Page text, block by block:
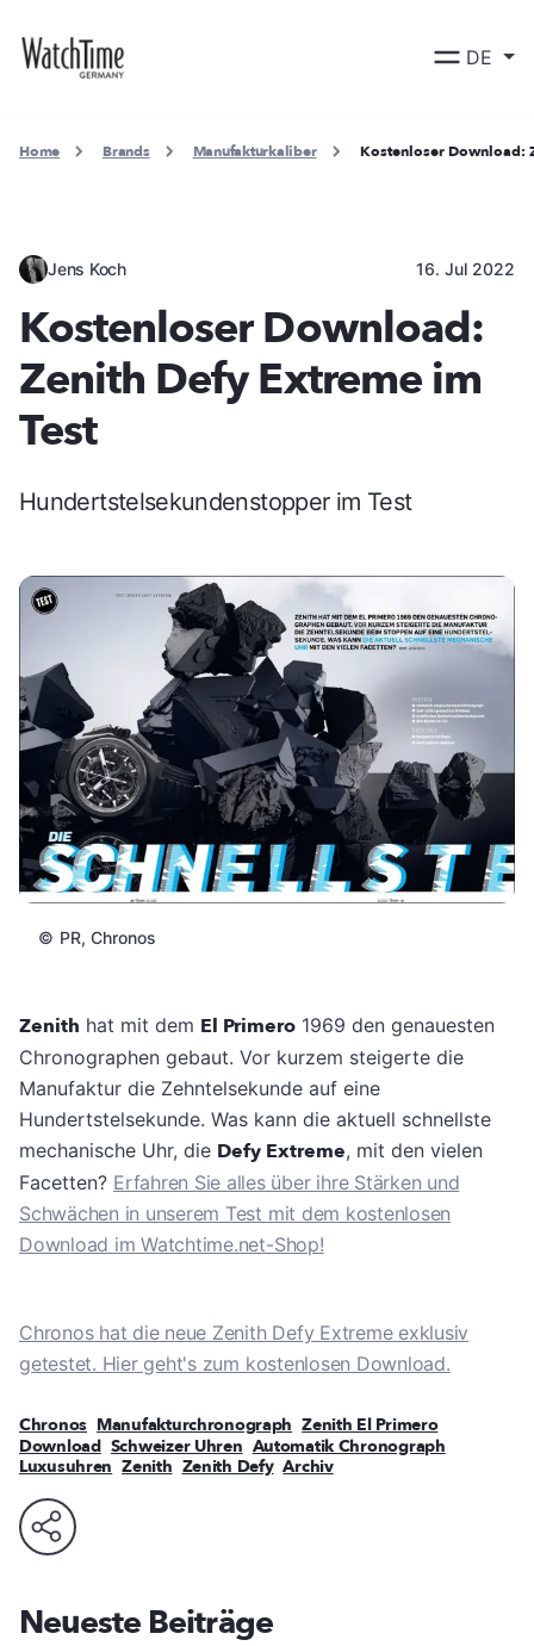
DE
Home Brands Manufakturkaliber Kostenloser Download:
Jens Koch 16. Jul 2022
Kostenloser Download:
Zenith Defy Extreme im
Test
Hundertstelsekundenstopper im Test
© PR, Chronos
Zenith hat mit dem El Primero 1969 den genauesten
Chronographen gebaut. Vor kurzem steigerte die
Manufaktur die Zehntelsekunde auf eine
Hundertstelsekunde. Was kann die aktuell schnellste
mechanische Uhr, die Defy Extreme, mit den vielen
Facetten? Erfahren Sie alles über ihre Stärken und
Schwächen in unserem Test mit dem kostenlosen
Download im Watchtime.net-Shop!
Chronos hat die neue Zenith Defy Extreme exklusiv
getestet. Hier geht's zum kostenlosen Download.
Chronos Manufakturchronograph Zenith El Primero
Download Schweizer Uhren Automatik Chronograph
Luxusuhren Zenith Zenith Defy Archiv
Neueste Beiträge